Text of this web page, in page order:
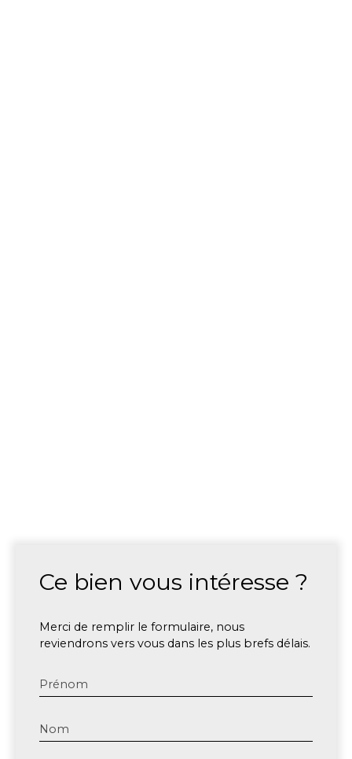
Ce bien vous intéresse ?
Merci de remplir le formulaire, nous
reviendrons vers vous dans les plus brefs délais.
Prénom
Nom